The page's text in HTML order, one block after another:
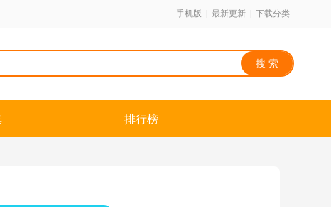
手机版 最新更新 下载分类
排行榜